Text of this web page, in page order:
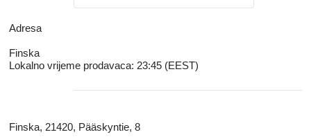
Adresa
Finska
Lokalno vrijeme prodavaca: 23:45 (EEST)
Finska, 21420, Pääskyntie, 8